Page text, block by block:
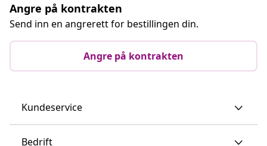
Angre på kontrakten
Send inn en angrerett for bestillingen din.
Angre på kontrakten
Kundeservice
Bedrift